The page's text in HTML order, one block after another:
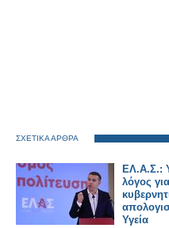
ΣΧΕΤΙΚΑ ΑΡΘΡΑ
ΕΛ.Α.Σ.:
λόγος
Υγεία